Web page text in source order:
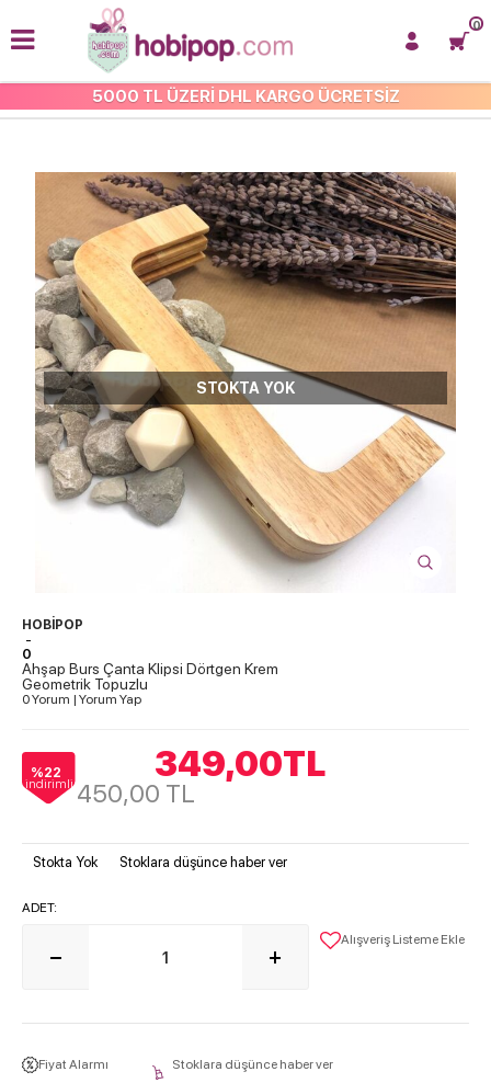
5000 TL ÜZERİ DHL KARGO ÜCRETSİZ
0
ÇANTA BURSLARI
STOKTA YOK
HOBİPOP
-
0
Ahşap Burs Çanta Klipsi Dörtgen Krem
Geometrik Topuzlu
0 Yorum | Yorum Yap
%22
indirimli 349,00TL
450,00 TL
Stokta Yok Stoklara düşünce haber ver
ADET:
Alışveriş Listeme Ekle
Fiyat Alarmı Stoklara düşünce haber ver